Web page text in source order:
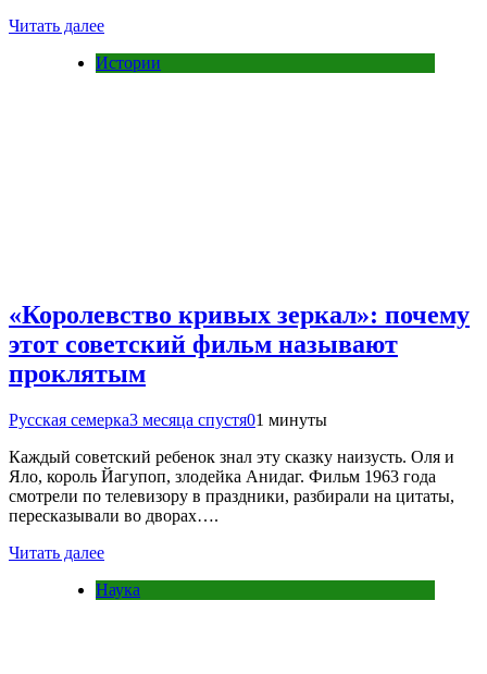
Читать далее
Истории
«Королевство кривых зеркал»: почему
этот советский фильм называют
проклятым
Русская семерка3 месяца спустя01 минуты
Каждый советский ребенок знал эту сказку наизусть. Оля и
Яло, король Йагупоп, злодейка Анидаг. Фильм 1963 года
смотрели по телевизору в праздники, разбирали на цитаты,
пересказывали во дворах….
Читать далее
Наука